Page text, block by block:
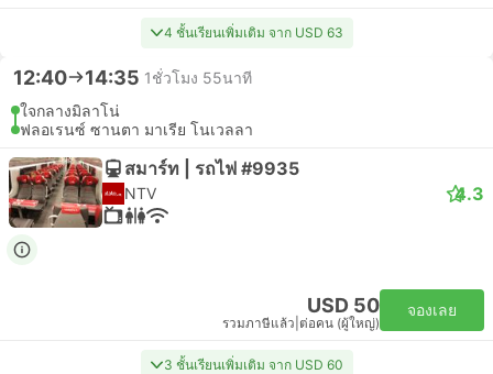
4 ชั้นเรียนเพิ่มเติม จาก USD 63
12:40 14:35 1ชั่วโมง 55นาที
ใจกลางมิลาโน่
ฟลอเรนซ์ ซานตา มาเรีย โนเวลลา
สมาร์ท | รถไฟ #9935
NTV 4.3
USD 50
รวมภาษีแล้ว ต่อคน (ผู้ใหญ่)
จองเลย
3 ชั้นเรียนเพิ่มเติม จาก USD 60